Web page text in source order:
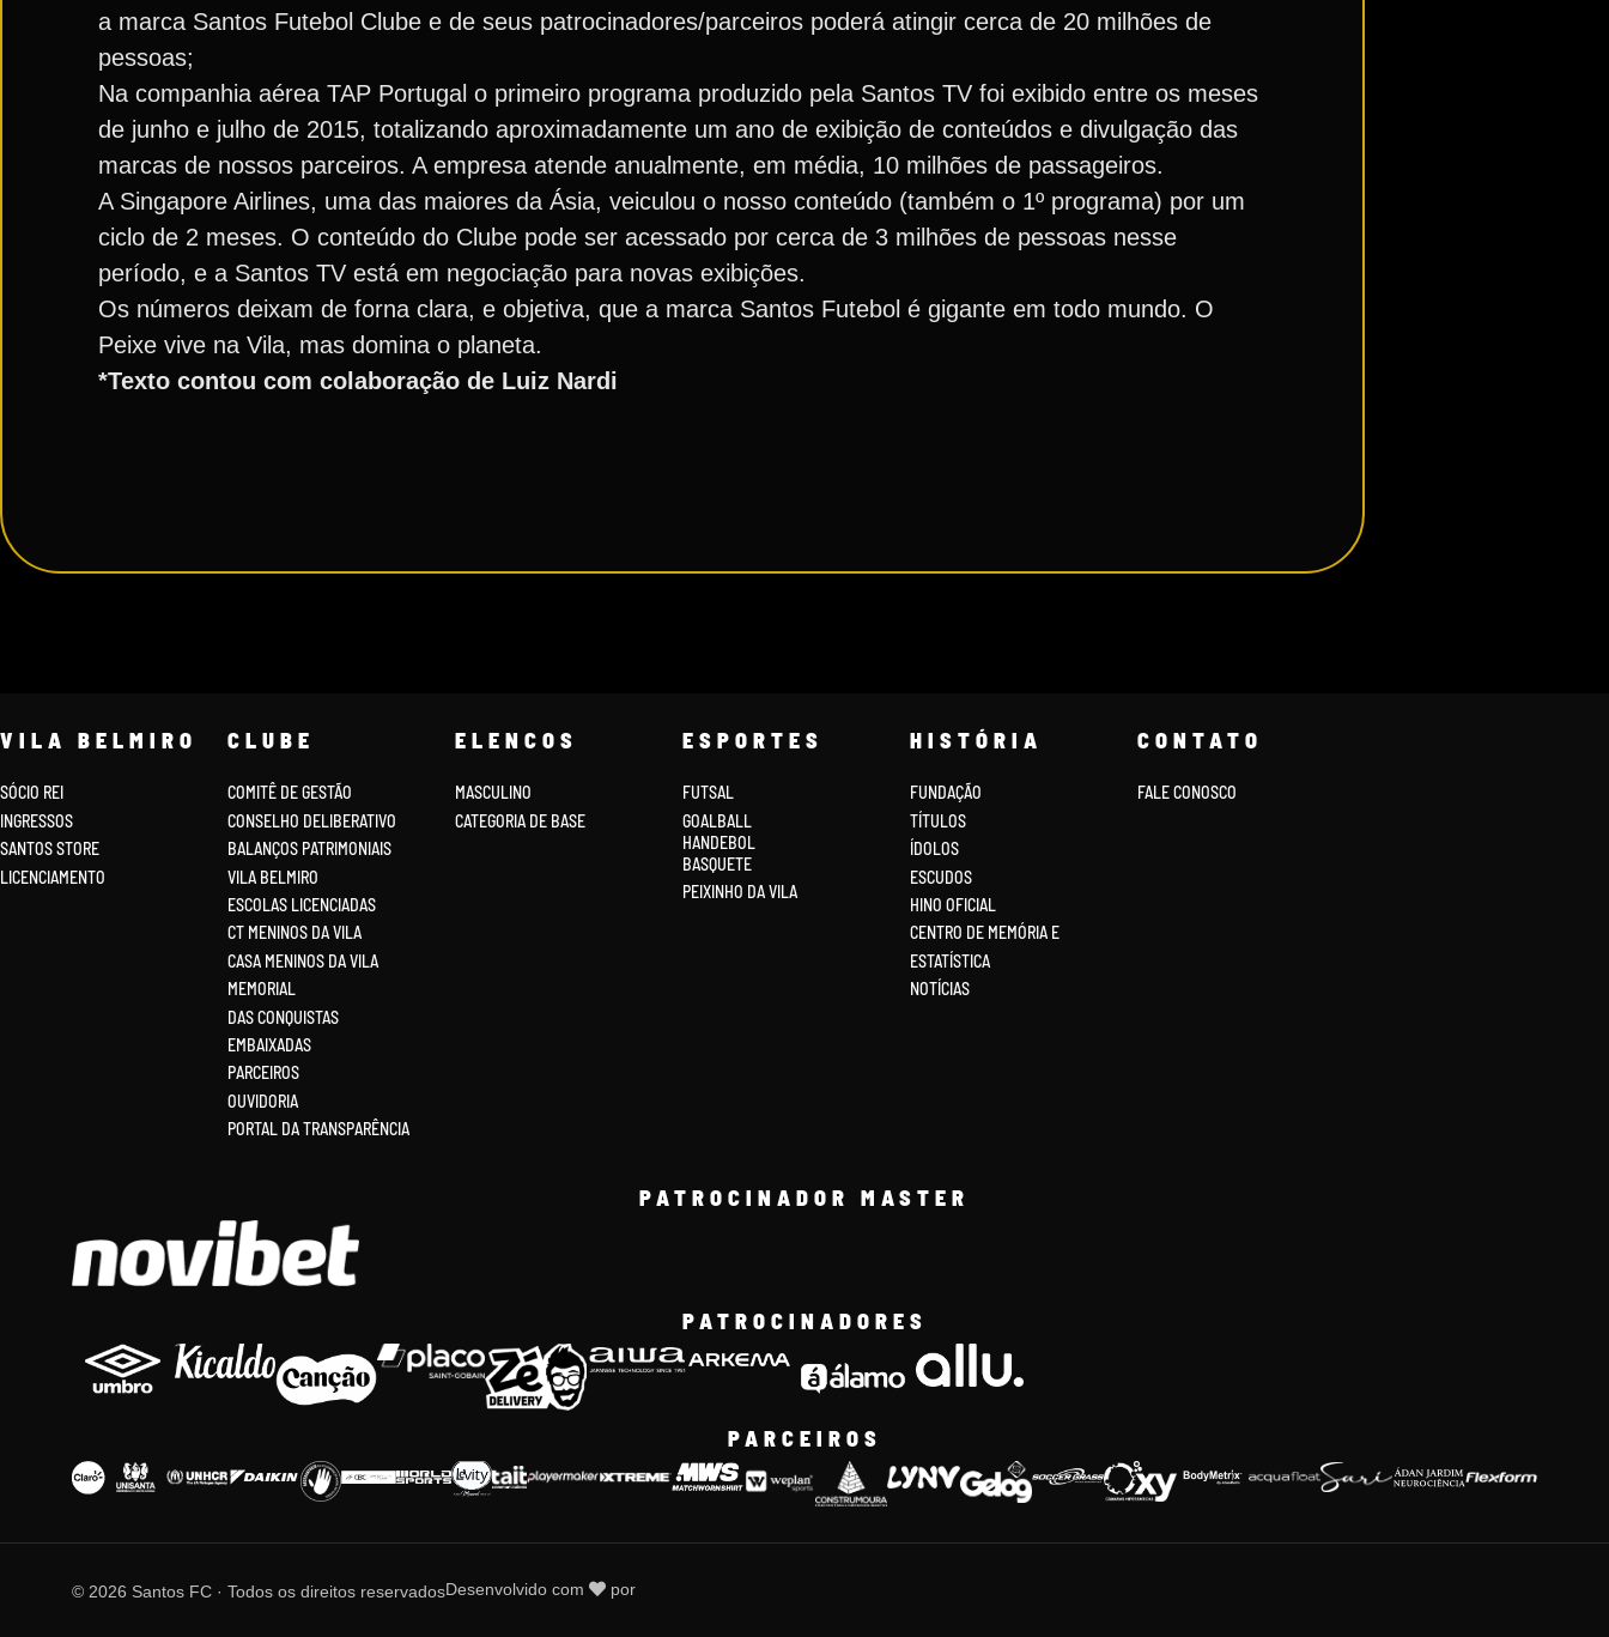
a marca Santos Futebol Clube e de seus patrocinadores/parceiros poderá atingir cerca de 20 milhões de
pessoas;
Na companhia aérea TAP Portugal o primeiro programa produzido pela Santos TV foi exibido entre os meses
de junho e julho de 2015, totalizando aproximadamente um ano de exibição de conteúdos e divulgação das
marcas de nossos parceiros. A empresa atende anualmente, em média, 10 milhões de passageiros.
A Singapore Airlines, uma das maiores da Ásia, veiculou o nosso conteúdo (também o 1º programa) por um
ciclo de 2 meses. O conteúdo do Clube pode ser acessado por cerca de 3 milhões de pessoas nesse
período, e a Santos TV está em negociação para novas exibições.
Os números deixam de forna clara, e objetiva, que a marca Santos Futebol é gigante em todo mundo. O
Peixe vive na Vila, mas domina o planeta.
*Texto contou com colaboração de Luiz Nardi
VILA BELMIRO
SÓCIO REI
INGRESSOS
SANTOS STORE
LICENCIAMENTO
CLUBE
COMITÊ DE GESTÃO
CONSELHO DELIBERATIVO
BALANÇOS PATRIMONIAIS
VILA BELMIRO
ESCOLAS LICENCIADAS
CT MENINOS DA VILA
CASA MENINOS DA VILA
MEMORIAL
DAS CONQUISTAS
EMBAIXADAS
PARCEIROS
OUVIDORIA
PORTAL DA TRANSPARÊNCIA
ELENCOS
MASCULINO
CATEGORIA DE BASE
ESPORTES
FUTSAL
GOALBALL
HANDEBOL
BASQUETE
PEIXINHO DA VILA
HISTÓRIA
FUNDAÇÃO
TÍTULOS
ÍDOLOS
ESCUDOS
HINO OFICIAL
CENTRO DE MEMÓRIA E
ESTATÍSTICA
NOTÍCIAS
CONTATO
FALE CONOSCO
PATROCINADOR MASTER
PATROCINADORES
PARCEIROS
© 2026 Santos FC · Todos os direitos reservadosDesenvolvido com por